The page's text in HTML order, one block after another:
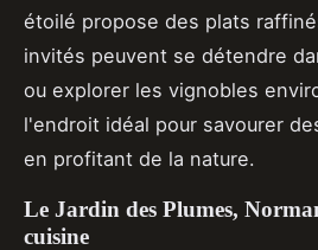
étoilé propose des plats
invités peuvent se détendre
ou explorer les vignobles
l'endroit idéal pour savourer
en profitant de la nature.
Le Jardin des Plumes,
cuisine